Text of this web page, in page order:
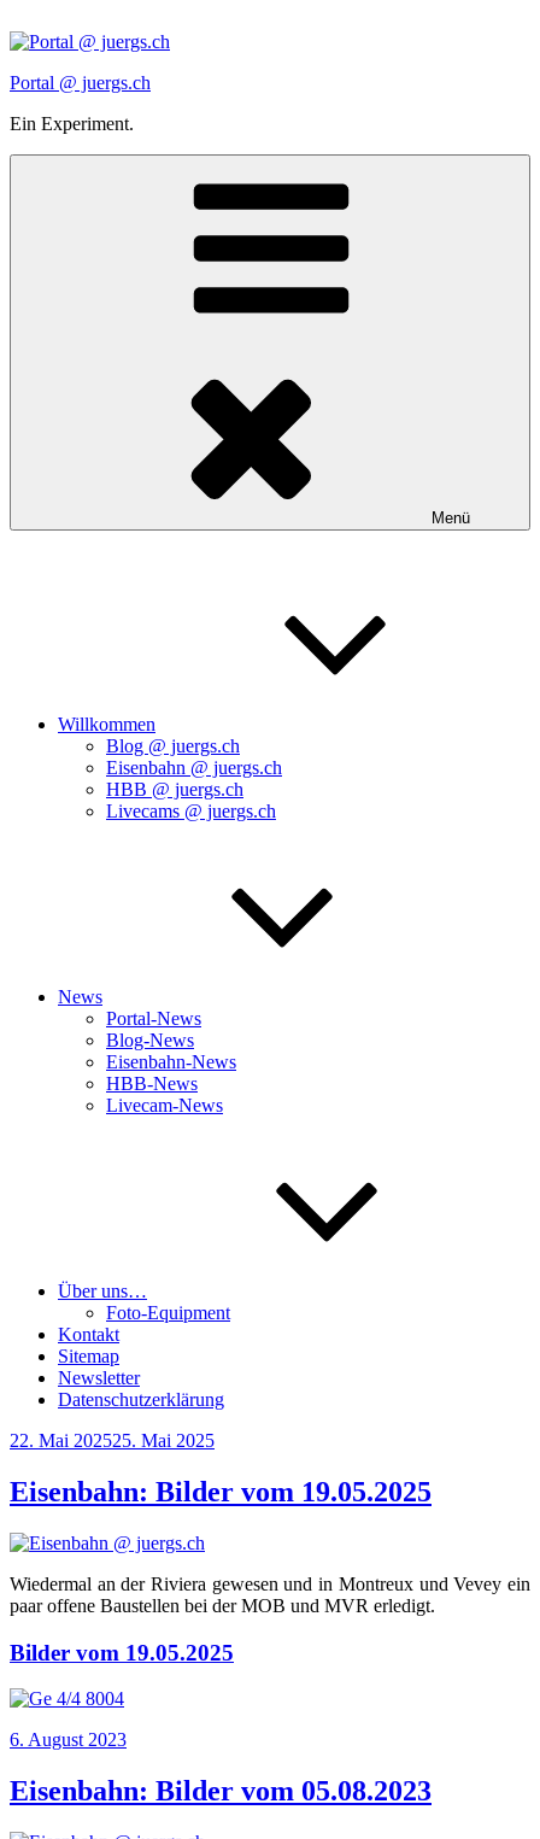
Inhalt
Portal @ juergs.ch
Ein Experiment.
Menü
Willkommen
Blog @ juergs.ch
Eisenbahn @ juergs.ch
HBB @ juergs.ch
Livecams @ juergs.ch
News
Portal-News
Blog-News
Eisenbahn-News
HBB-News
Livecam-News
Über uns…
Foto-Equipment
Kontakt
Sitemap
Newsletter
Datenschutzerklärung
Veröffentlicht
22. Mai 202525. Mai 2025
Eisenbahn: Bilder vom 19.05.2025
Wie­der­mal an der Rivie­ra gewe­sen und in Mon­treux und Vevey ein
paar offe­ne Bau­stel­len bei der MOB und MVR erledigt.
Bilder vom 19.05.2025
Veröffentlicht
6. August 2023
Eisenbahn: Bilder vom 05.08.2023